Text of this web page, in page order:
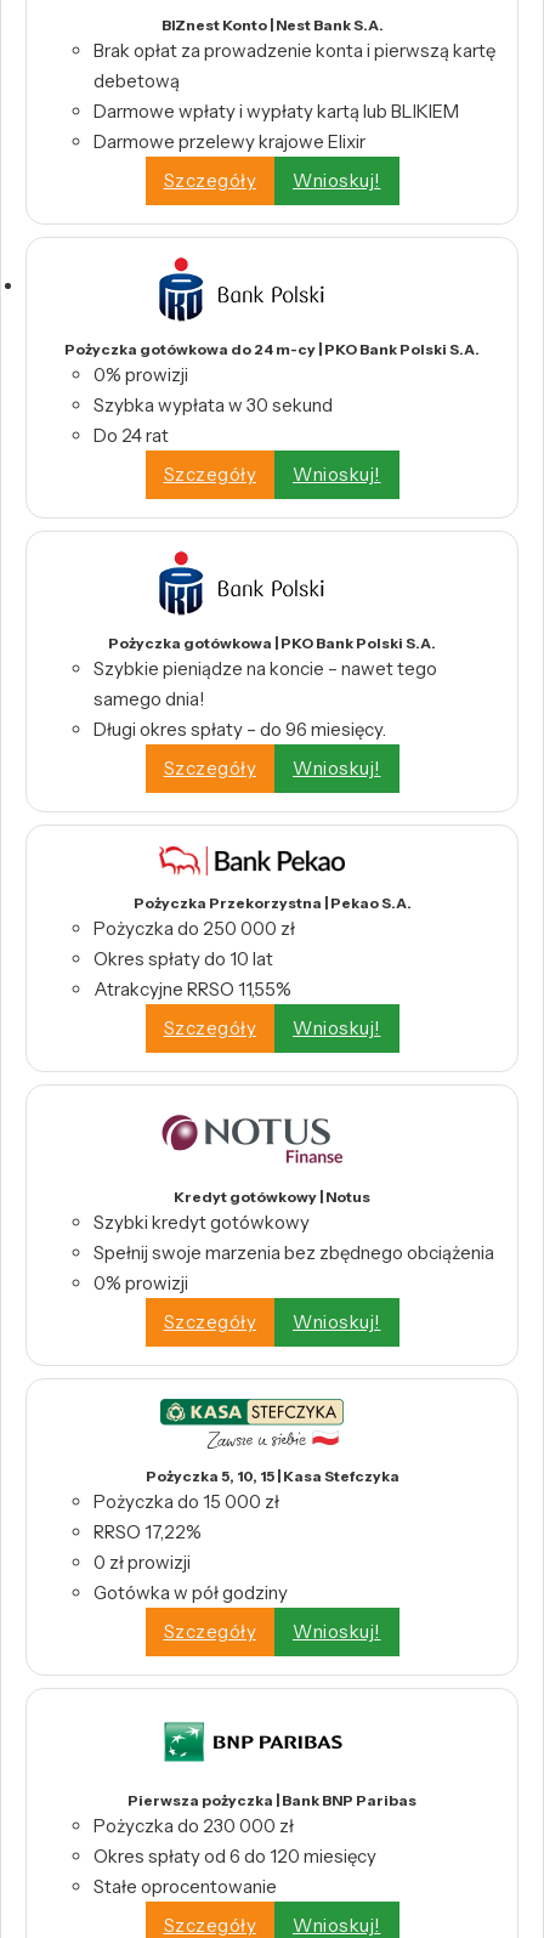
BIZnest Konto | Nest Bank S.A.
Brak opłat za prowadzenie konta i pierwszą kartę
debetową
Darmowe wpłaty i wypłaty kartą lub BLIKIEM
Darmowe przelewy krajowe Elixir
Szczegóły
Wnioskuj!
Pożyczka gotówkowa do 24 m-cy | PKO Bank Polski S.A.
0% prowizji
Szybka wypłata w 30 sekund
Do 24 rat
Szczegóły
Wnioskuj!
Pożyczka gotówkowa | PKO Bank Polski S.A.
Szybkie pieniądze na koncie – nawet tego
samego dnia!
Długi okres spłaty – do 96 miesięcy.
Szczegóły
Wnioskuj!
Pożyczka Przekorzystna | Pekao S.A.
Pożyczka do 250 000 zł
Okres spłaty do 10 lat
Atrakcyjne RRSO 11,55%
Szczegóły
Wnioskuj!
Kredyt gotówkowy | Notus
Szybki kredyt gotówkowy
Spełnij swoje marzenia bez zbędnego obciążenia
0% prowizji
Szczegóły
Wnioskuj!
Pożyczka 5, 10, 15 | Kasa Stefczyka
Pożyczka do 15 000 zł
RRSO 17,22%
0 zł prowizji
Gotówka w pół godziny
Szczegóły
Wnioskuj!
Pierwsza pożyczka | Bank BNP Paribas
Pożyczka do 230 000 zł
Okres spłaty od 6 do 120 miesięcy
Stałe oprocentowanie
Szczegóły
Wnioskuj!